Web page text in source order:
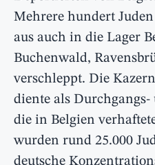
Mehrere hundert
aus auch in die Lager
Buchenwald,
verschleppt. Die
diente als
die in Belgien
wurden rund 25.000
deutsche